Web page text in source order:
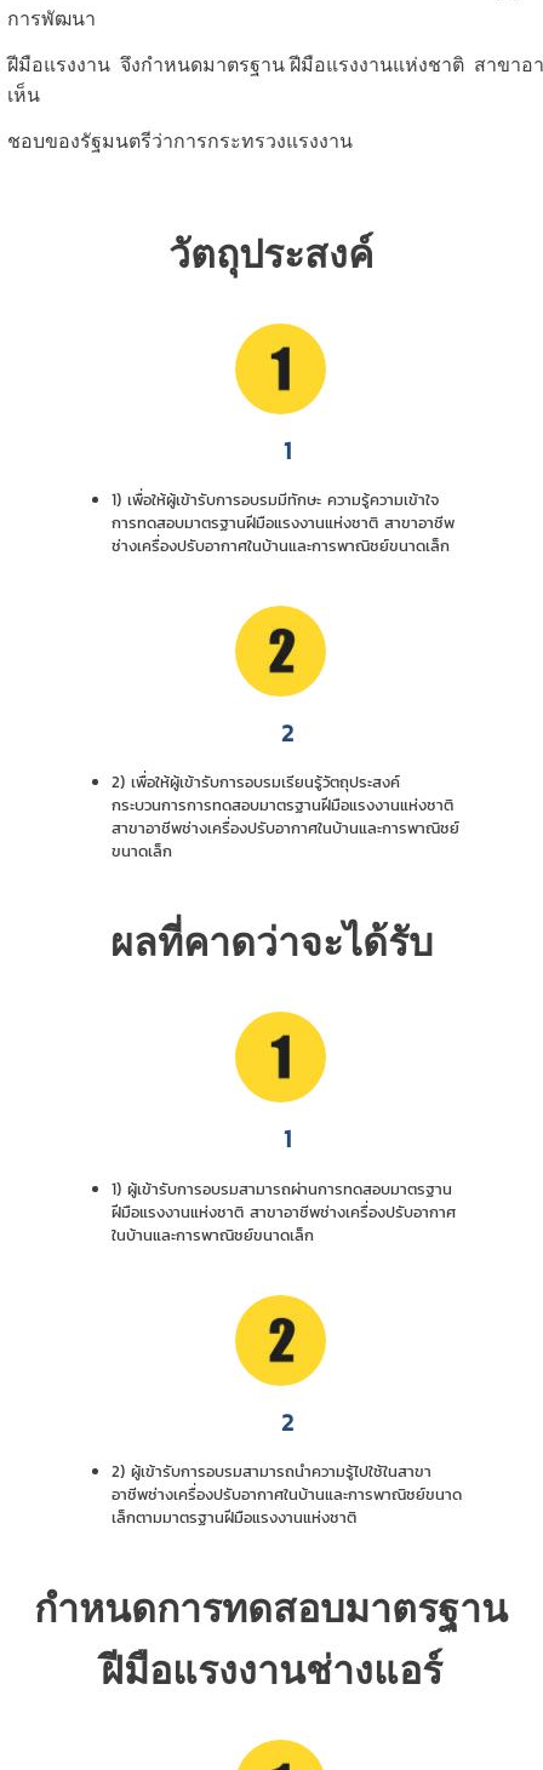
การพัฒนา
ฝีมือแรงงาน จึงกําหนดมาตรฐาน ฝีมือแรงงานแห่งชาติ สาขา
เห็น
ชอบของรัฐมนตรีว่าการกระทรวงแรงงาน
วัตถุประสงค์
1
1) เพื่อให้ผู้เข้ารับการอบรมมีทักษะ ความรู้ความเข้าใจ
การทดสอบมาตรฐานฝีมือแรงงานแห่งชาติ สาขาอาชีพ
ช่างเครื่องปรับอากาศในบ้านและการพาณิชย์ขนาดเล็ก
2
2) เพื่อให้ผู้เข้ารับการอบรมเรียนรู้วัตถุประสงค์
กระบวนการการทดสอบมาตรฐานฝีมือแรงงานแห่งชาติ
สาขาอาชีพช่างเครื่องปรับอากาศในบ้านและการพาณิชย์
ขนาดเล็ก
ผลที่คาดว่าจะได้รับ
1
1) ผู้เข้ารับการอบรมสามารถผ่านการทดสอบมาตรฐาน
ฝีมือแรงงานแห่งชาติ สาขาอาชีพช่างเครื่องปรับอากาศ
ในบ้านและการพาณิชย์ขนาดเล็ก
2
2) ผู้เข้ารับการอบรมสามารถนำความรู้ไปใช้ในสาขา
อาชีพช่างเครื่องปรับอากาศในบ้านและการพาณิชย์ขนาด
เล็กตามมาตรฐานฝีมือแรงงานแห่งชาติ
กำหนดการทดสอบมาตรฐาน
ฝีมือแรงงานช่างแอร์